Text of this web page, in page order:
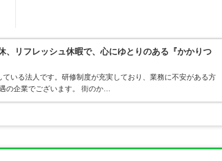
リフレッシュ休暇で、心にゆとりのある『かかりつ
いる法人です。研修制度が充実しており、業務に不安がある方
の企業でございます。 街のか…